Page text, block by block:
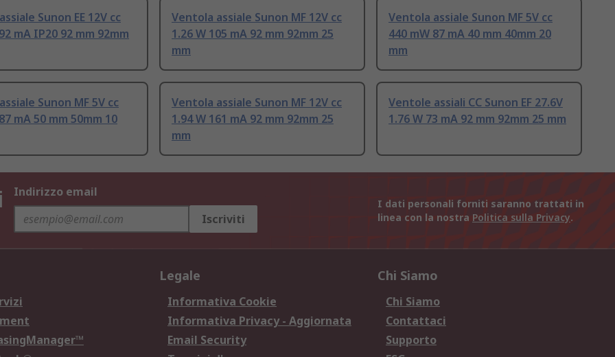
Sunon EE 12V cc
mA IP20 92 mm 92mm
Ventola assiale Sunon MF 12V cc
1.26 W 105 mA 92 mm 92mm 25
mm
Ventola assiale Sunon MF 5V cc
440 mW 87 mA 40 mm 40mm 20
mm
Sunon MF 5V cc
mA 50 mm 50mm 10
Ventola assiale Sunon MF 12V cc
1.94 W 161 mA 92 mm 92mm 25
mm
Ventole assiali CC Sunon EF 27.6V
1.76 W 73 mA 92 mm 92mm 25 mm
Indirizzo email
Iscriviti
I dati personali forniti saranno trattati in
linea con la nostra Politica sulla Privacy.
Legale
Informativa Cookie
Informativa Privacy - Aggiornata
Email Security
Chi Siamo
Chi Siamo
Contattaci
Supporto